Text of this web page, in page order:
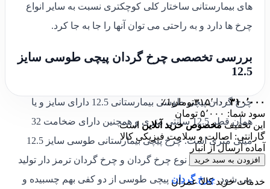
های بیمارستانی ساختار کلی کوچکتری نسبت به سایر انواع
چرخ ها دارد و به راحتی می توان آنها را جا به جا کرد.
بررسی تخصصی چرخ گردان پیچی طوسی سایز
12.5
چرخ گردان پیچی طوسی بیمارستانی 12.5 دارای سایز و یا
همان قطر 12.5 سانتی متری و همچنین دارای ضخامت 32
میلی متری است. چرخ پیچی بیمارستانی طوسی سایز 12.5
سانتی متر در دو نوع چرخ گردان و چرخ گردان ترمز دار تولید
می شود.چرخ گردان پیچی طوسی از دو کفی بهم چسبیده و
۳۱۵٬۰۰۰۳۱۰٬۰۰۰ تومان1٪
سود شما: ۵٬۰۰۰ تومان
این تخفیفمخصوص خرید آنلاین است
گارانتی: اصالت و سلامت فیزیکی کالا
آماده ارسال از انبار
افزودن به سبد خرید
خدمات خرید کالا عمران